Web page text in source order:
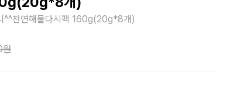
^^천연해물다시팩 160g(20g*8개)